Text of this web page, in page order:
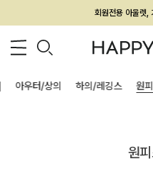
회원전용 아울렛
멤버십 최
아우터/상의 하의/레깅스 원
원